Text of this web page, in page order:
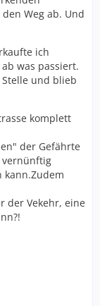
Weg ab. Und
ich
was passiert.
und blieb
komplett
der Gefährte
vernünftig
kann.Zudem
der Vekehr, eine